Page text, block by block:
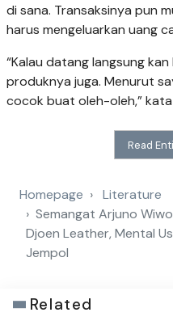
di sana. Transaksinya pun
harus mengeluarkan uang
“Kalau datang langsung
produknya juga. Menurut
cocok buat oleh-oleh,” kata
Read
Homepage
Literature
Semangat Arjuno
Djoen Leather, Mental
Jempol
Related